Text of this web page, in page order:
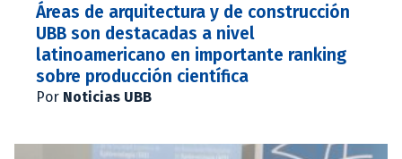
Áreas de arquitectura y de construcción
UBB son destacadas a nivel
latinoamericano en importante ranking
sobre producción científica
Por Noticias UBB